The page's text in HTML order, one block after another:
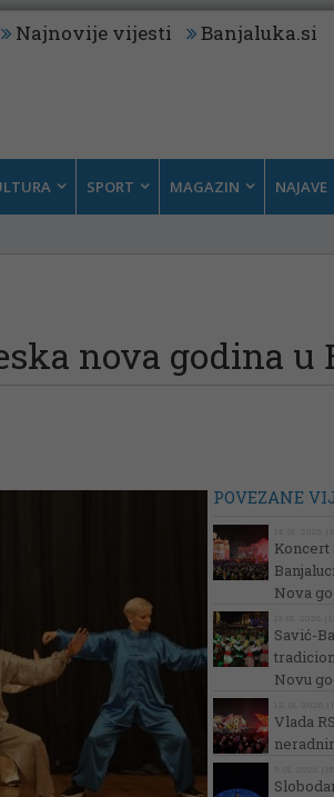
Najnovije vijesti Banjaluka.si
SPORT MAGAZIN NAJAVE
nova godina u
POVEZANE
Koncert
Nova
Savić-
Novu
Vlada